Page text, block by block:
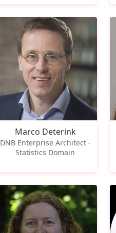
Marco Deterink
DNB Enterprise Architect -
Statistics Domain